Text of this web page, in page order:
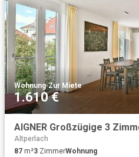
Wohnung·Zur Miete
1.610 €
Altperlach
87 m²3 ZimmerWohnung